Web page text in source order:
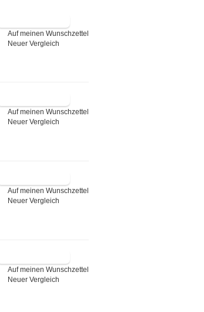
Auf meinen Wunschzettel
Neuer Vergleich
Auf meinen Wunschzettel
Neuer Vergleich
Auf meinen Wunschzettel
Neuer Vergleich
Auf meinen Wunschzettel
Neuer Vergleich